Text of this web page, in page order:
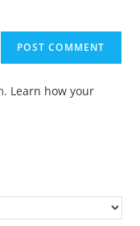
Learn how your